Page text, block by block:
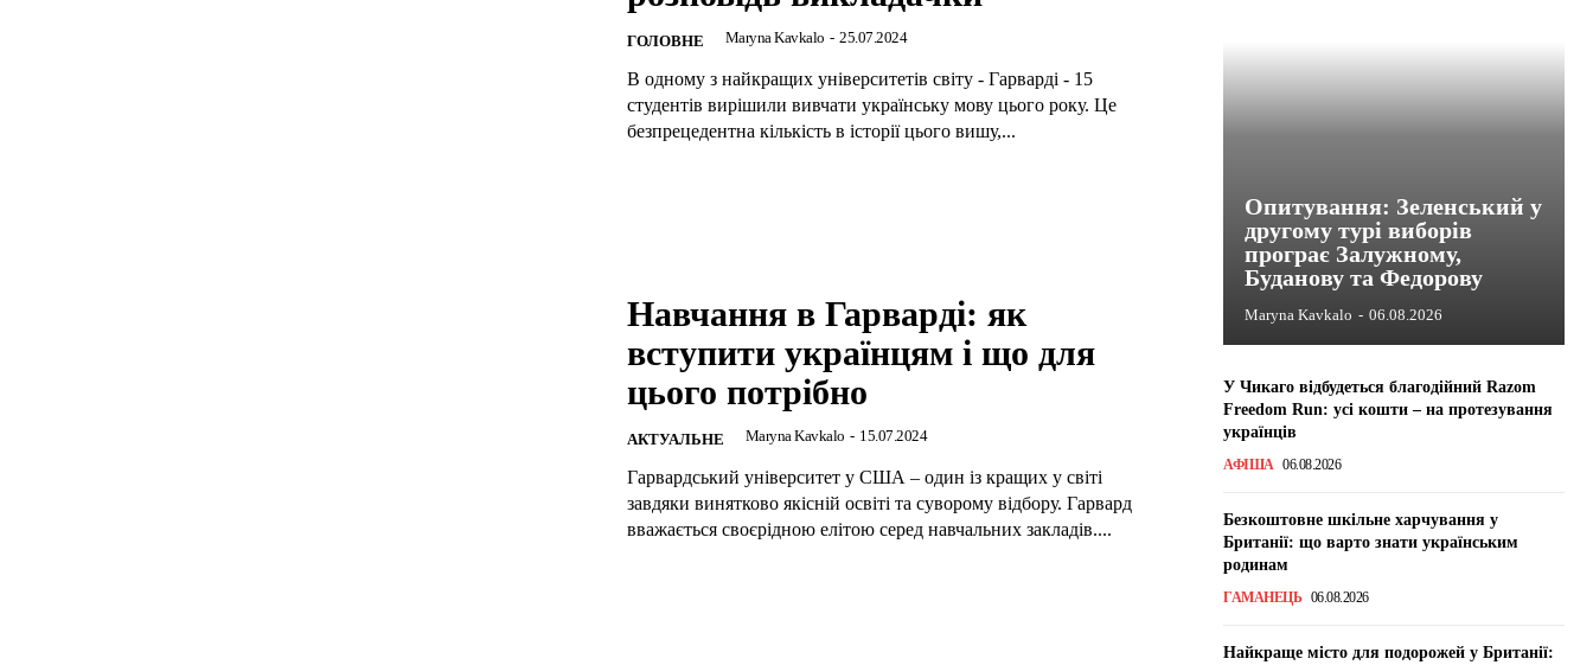
ГОЛОВНЕ Maryna Kavkalo - 25.07.2024
В одному з найкращих університетів світу - Гарварді - 15
студентів вирішили вивчати українську мову цього року. Це
безпрецедентна кількість в історії цього вишу,...
Навчання в Гарварді: як
вступити українцям і що для
цього потрібно
АКТУАЛЬНЕ Maryna Kavkalo - 15.07.2024
Гарвардський університет у США – один із кращих у світі
завдяки винятково якісній освіті та суворому відбору. Гарвард
вважається своєрідною елітою серед навчальних закладів....
Опитування: Зеленський у
другому турі виборів
програє Залужному,
Буданову та Федорову
Maryna Kavkalo - 06.08.2026
У Чикаго відбудеться благодійний Razom
Freedom Run: усі кошти – на протезування
українців
АФІША 06.08.2026
Безкоштовне шкільне харчування у
Британії: що варто знати українським
родинам
ГАМАНЕЦЬ 06.08.2026
Найкраще місто для подорожей у Британії: